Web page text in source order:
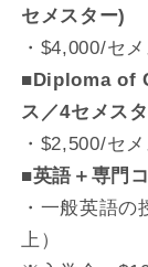
セメスター)
・$4,000/セ
■Diploma of
ス／4セメス
・$2,500/セ
■英語＋専門
・一般英語
上）